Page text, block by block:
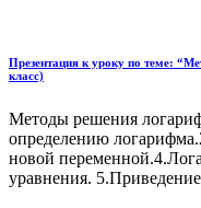
Презентация к уроку по теме:
класс)
Методы решения
определению
новой
уравнения.